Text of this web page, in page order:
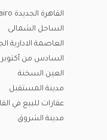
القاهرة الجديدة New Cairo
الساحل الشمالى
العاصمة الادارية
السادس من أكتوبر
العين السخنة
مدينة المستقبل
عقارات للبيع في
مدينة الشروق